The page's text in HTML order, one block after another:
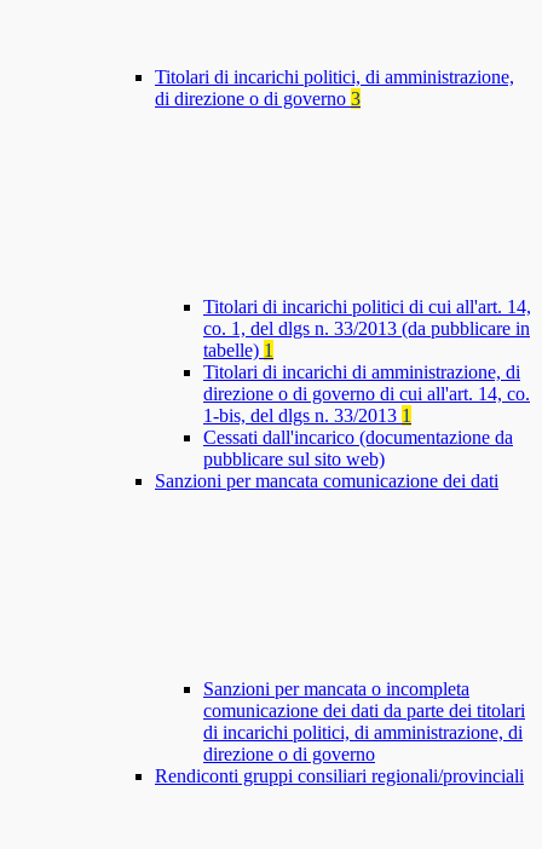
Titolari di incarichi politici, di amministrazione,
di direzione o di governo 3
Titolari di incarichi politici di cui all'art. 14,
co. 1, del dlgs n. 33/2013 (da pubblicare in
tabelle) 1
Titolari di incarichi di amministrazione, di
direzione o di governo di cui all'art. 14, co.
1-bis, del dlgs n. 33/2013 1
Cessati dall'incarico (documentazione da
pubblicare sul sito web)
Sanzioni per mancata comunicazione dei dati
Sanzioni per mancata o incompleta
comunicazione dei dati da parte dei titolari
di incarichi politici, di amministrazione, di
direzione o di governo
Rendiconti gruppi consiliari regionali/provinciali